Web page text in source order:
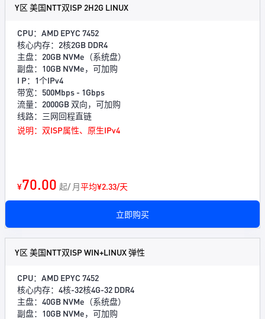
Y区 美国NTT双ISP 2H2G LINUX
CPU：AMD EPYC 7452
核心内存：2核2GB DDR4
主盘：20GB NVMe（系统盘）
副盘：10GB NVMe，可加购
I P：1个IPv4
带宽：500Mbps - 1Gbps
流量：2000GB 双向，可加购
线路：三网回程直链
说明：双ISP属性、原生IPv4
¥70.00 起/ 月平均¥2.33/天
立即购买
Y区 美国NTT双ISP WIN+LINUX 弹性
CPU：AMD EPYC 7452
核心内存：4核-32核4G-32 DDR4
主盘：40GB NVMe（系统盘）
副盘：10GB NVMe，可加购